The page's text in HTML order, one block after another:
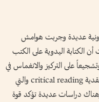
عديدة وجربت هوامش
أن الكتابة اليدوية على الكتب
على التركيز والانغماس في
النص. يسمي هذا الأسلوب علمياً بالقراءة النقدية critical reading والتي
دراسات عديدة تؤكد قوة